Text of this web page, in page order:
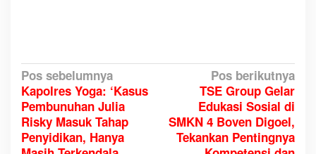
N
a
v
i
g
Pos sebelumnya
Kapolres Yoga: ‘Kasus
Pembunuhan Julia
Risky Masuk Tahap
Penyidikan, Hanya
Pos berikutnya
TSE Group Gelar
Edukasi Sosial di
SMKN 4 Boven Digoel,
Tekankan Pentingnya